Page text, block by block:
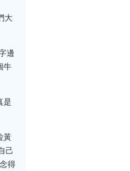
大
邊
牛
是
黃
己
得